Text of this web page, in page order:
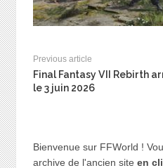
Previous article
Final Fantasy VII Rebirth
le 3 juin 2026
Bienvenue sur FFWorld !
archive de l'ancien site en